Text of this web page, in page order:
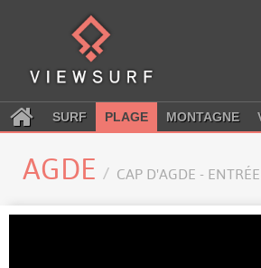
SURF PLAGE MONTAGNE
AGDE CAP D'AGDE -